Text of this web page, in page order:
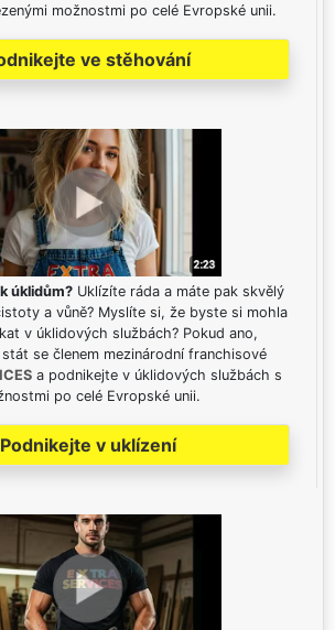
možnostmi po celé Evropské unii.
ve stěhování
úklidům? Uklízíte ráda a máte pak skvělý
a vůně? Myslíte si, že byste si mohla
v úklidových službách? Pokud ano,
se členem mezinárodní franchisové
a podnikejte v úklidových službách s
po celé Evropské unii.
Podnikejte v uklízení